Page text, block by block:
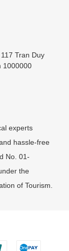
Tran Duy
1000000
experts
hassle-free
No. 01-
the
of Tourism.